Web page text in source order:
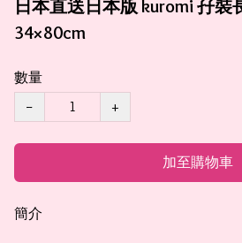
日本直送日本版 kuromi 孖裝
34×80cm
數量
−
+
加至購物車
簡介